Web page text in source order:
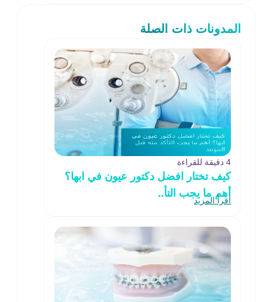
المدونات ذات الصلة
4 دقيقة للقراءة
كيف تختار افضل دكتور عيون في ابها؟
أهم ما يجب التأ..
اقرأ المزيد